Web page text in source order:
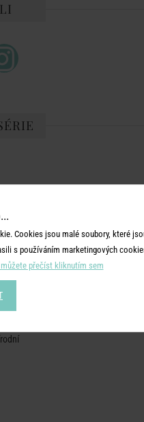
Cookies jsou malé soubory, které
s používáním marketingových
přečíst kliknutím sem